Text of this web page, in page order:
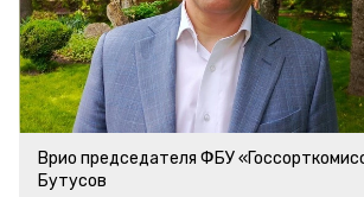
Врио председателя ФБУ
Бутусов